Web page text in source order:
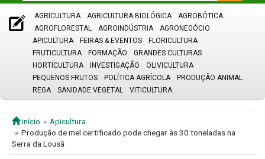
AGRICULTURA AGRICULTURA BIOLÓGICA
AGROBÓTICA
AGROFLORESTAL
AGROINDÚSTRIA
AGRONEGÓCIO
APICULTURA
FEIRAS & EVENTOS
FLORICULTURA
FRUTICULTURA
FORMAÇÃO
GRANDES CULTURAS
HORTICULTURA
INVESTIGAÇÃO
OLIVICULTURA
PEQUENOS FRUTOS
POLÍTICA AGRÍCOLA
PRODUÇÃO ANIMAL
REGA
SANIDADE VEGETAL VITICULTURA
início
Apicultura
Produção de mel certificado pode chegar às 30 toneladas na
Serra da Lousã